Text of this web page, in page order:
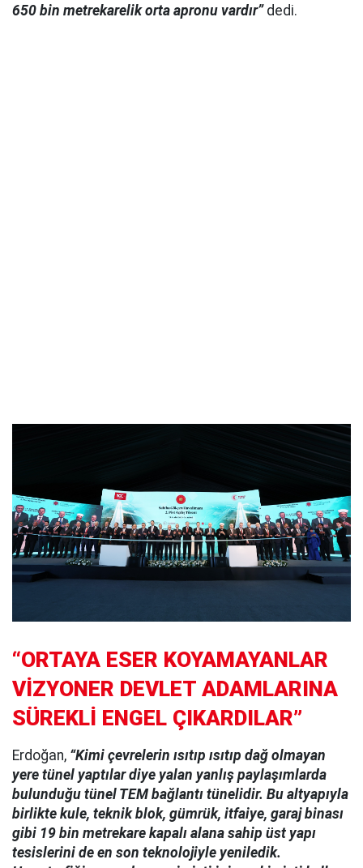
650 bin metrekarelik orta apronu vardır”dedi.
“ORTAYA ESER KOYAMAYANLAR
VİZYONER DEVLET ADAMLARINA
SÜREKLİ ENGEL ÇIKARDILAR”
Erdoğan, “Kimi çevrelerin ısıtıp ısıtıp dağ olmayan
yere tünel yaptılar diye yalan yanlış paylaşımlarda
bulunduğu tünel TEM bağlantı tünelidir. Bu altyapıyla
birlikte kule, teknik blok, gümrük, itfaiye, garaj binası
gibi 19 bin metrekare kapalı alana sahip üst yapı
tesislerini de en son teknolojiyle yeniledik.